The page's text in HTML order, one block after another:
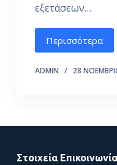
εξετάσεων…
Περισσότερα
ADMIN 28
Στοιχεία